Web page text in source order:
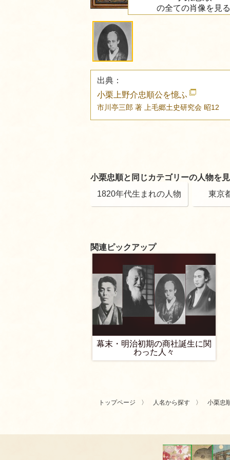
の全ての肖像を見る
出典：
小栗上野介忠順公を憶ふ
市川亭三郎 著 上毛郷土史研究会 昭12
小栗忠順と同じカテゴリーの人物を
1820年代生まれの人物
東京
関連ピックアップ
幕末・明治初期の商社誕生に関
わった人々
トップページ 人名から探す 小栗忠